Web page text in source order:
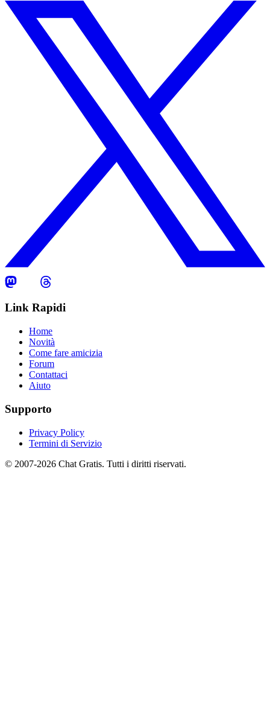
Link Rapidi
Home
Novità
Come fare amicizia
Forum
Contattaci
Aiuto
Supporto
Privacy Policy
Termini di Servizio
© 2007-2026 Chat Gratis. Tutti i diritti riservati.